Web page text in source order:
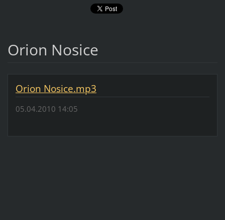
Orion Nosice
Orion Nosice.mp3
05.04.2010 14:05